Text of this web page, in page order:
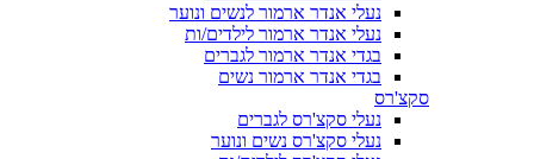
נעלי אנדר ארמור לנשים ונוער
נעלי אנדר ארמור לילדים/ות
בגדי אנדר ארמור לגברים
בגדי אנדר ארמור נשים
סקצ'רס
נעלי סקצ'רס לגברים
נעלי סקצ'רס נשים ונוער